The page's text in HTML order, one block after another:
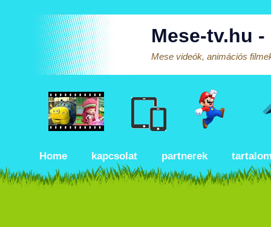
Mese-tv.hu
Mese videók, animációs
Home kapcsolat partnerek